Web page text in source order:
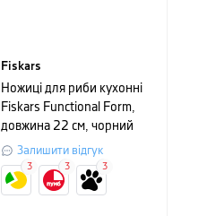
Fiskars
Ножиці для риби кухонні
Fiskars Functional Form,
довжина 22 см, чорний
Залишити відгук
3 3 3